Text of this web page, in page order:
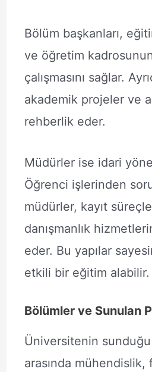
Bölüm başkanları,
ve öğretim
çalışmasını sağlar.
akademik projeler ve
rehberlik eder.
Müdürler ise idari
Öğrenci işlerinden
müdürler, kayıt
danışmanlık
eder. Bu yapılar
etkili bir eğitim alabilir.
Bölümler ve Sunulan
Üniversitenin
arasında mühendislik,